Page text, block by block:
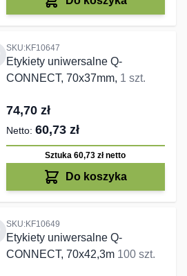
SKU:KF10647
Etykiety uniwersalne Q-
CONNECT, 70x37mm, 1 szt.
74,70 zł
60,73 zł
Sztuka 60,73 złnetto
Do koszyka
SKU:KF10649
Etykiety uniwersalne Q-
CONNECT, 70x42,3m 100 szt.